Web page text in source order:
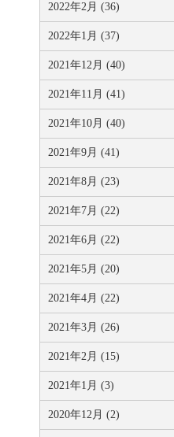
2022年2月 (36)
2022年1月 (37)
2021年12月 (40)
2021年11月 (41)
2021年10月 (40)
2021年9月 (41)
2021年8月 (23)
2021年7月 (22)
2021年6月 (22)
2021年5月 (20)
2021年4月 (22)
2021年3月 (26)
2021年2月 (15)
2021年1月 (3)
2020年12月 (2)